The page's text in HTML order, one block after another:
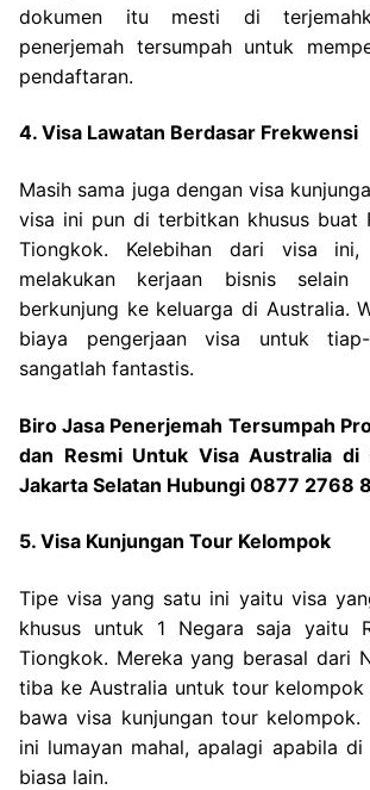
dokumen itu mesti di
penerjemah tersumpah untuk
pendaftaran.
4. Visa Lawatan Berdasar Frekwensi
Masih sama juga dengan visa
visa ini pun di terbitkan khusus buat
Tiongkok. Kelebihan dari visa ini,
melakukan kerjaan bisnis selain
berkunjung ke keluarga di Australia.
biaya pengerjaan visa untuk
sangatlah fantastis.
Biro Jasa Penerjemah Tersumpah
dan Resmi Untuk Visa Australia di
Jakarta Selatan Hubungi 0877 2768
5. Visa Kunjungan Tour Kelompok
Tipe visa yang satu ini yaitu visa
khusus untuk 1 Negara saja yaitu
Tiongkok. Mereka yang berasal dari
tiba ke Australia untuk tour
bawa visa kunjungan tour kelompok.
ini lumayan mahal, apalagi apabila
biasa lain.